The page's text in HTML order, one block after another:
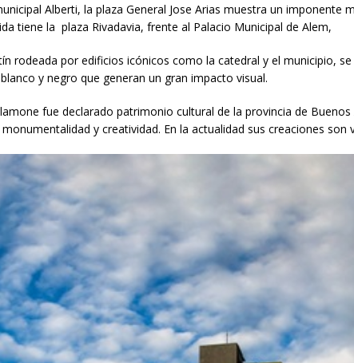
Alberti, la plaza General Jose Arias muestra un
tiene la plaza Rivadavia, frente al Palacio Municipal de Alem,
rodeada por edificios icónicos como la catedral y el municipio,
y negro que generan un gran impacto visual.
fue declarado patrimonio cultural de la provincia de
y creatividad. En la actualidad sus creaciones